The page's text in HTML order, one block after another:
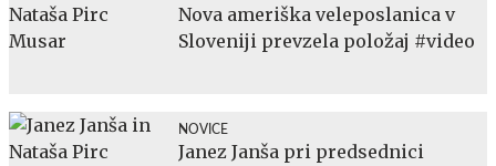
Nova ameriška veleposlanica v
Sloveniji prevzela položaj #video
NOVICE
Janez Janša pri predsednici